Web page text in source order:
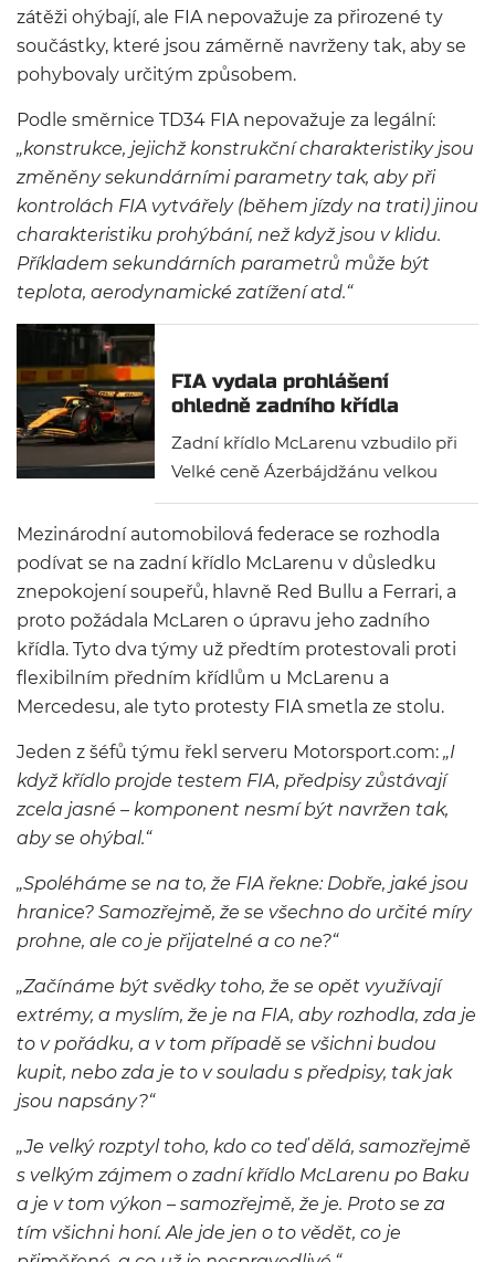
zátěži ohýbají, ale FIA nepovažuje za přirozené ty
součástky, které jsou záměrně navrženy tak, aby se
pohybovaly určitým způsobem.
Podle směrnice TD34 FIA nepovažuje za legální:
„konstrukce, jejichž konstrukční charakteristiky jsou
změněny sekundárními parametry tak, aby při
kontrolách FIA vytvářely (během jízdy na trati) jinou
charakteristiku prohýbání, než když jsou v klidu.
Příkladem sekundárních parametrů může být
teplota, aerodynamické zatížení atd.“
FIA vydala prohlášení
ohledně zadního křídla
Zadní křídlo McLarenu vzbudilo při
Velké ceně Ázerbájdžánu velkou
pozornost, jelikož se na rovinkách
prohýbalo. Zdá se, že McLaren
našel díru v pravidlech a
Mezinárodní automobilová
federace ohledně toho vydala
vysvětlení.
Mezinárodní automobilová federace se rozhodla
podívat se na zadní křídlo McLarenu v důsledku
znepokojení soupeřů, hlavně Red Bullu a Ferrari, a
proto požádala McLaren o úpravu jeho zadního
křídla. Tyto dva týmy už předtím protestovali proti
flexibilním předním křídlům u McLarenu a
Mercedesu, ale tyto protesty FIA smetla ze stolu.
Jeden z šéfů týmu řekl serveru Motorsport.com: „I
když křídlo projde testem FIA, předpisy zůstávají
zcela jasné – komponent nesmí být navržen tak,
aby se ohýbal.“
„Spoléháme se na to, že FIA řekne: Dobře, jaké jsou
hranice? Samozřejmě, že se všechno do určité míry
prohne, ale co je přijatelné a co ne?“
„Začínáme být svědky toho, že se opět využívají
extrémy, a myslím, že je na FIA, aby rozhodla, zda je
to v pořádku, a v tom případě se všichni budou
kupit, nebo zda je to v souladu s předpisy, tak jak
jsou napsány?“
„Je velký rozptyl toho, kdo co teď dělá, samozřejmě
s velkým zájmem o zadní křídlo McLarenu po Baku
a je v tom výkon – samozřejmě, že je. Proto se za
tím všichni honí. Ale jde jen o to vědět, co je